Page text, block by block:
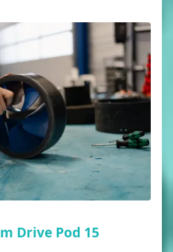
Drive Pod 15